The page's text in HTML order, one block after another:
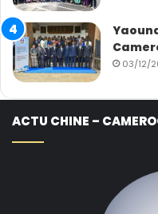
03/12/
ACTU CHINE –